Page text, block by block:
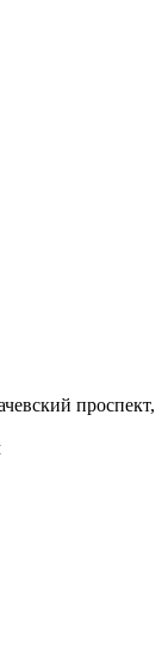
проспект,